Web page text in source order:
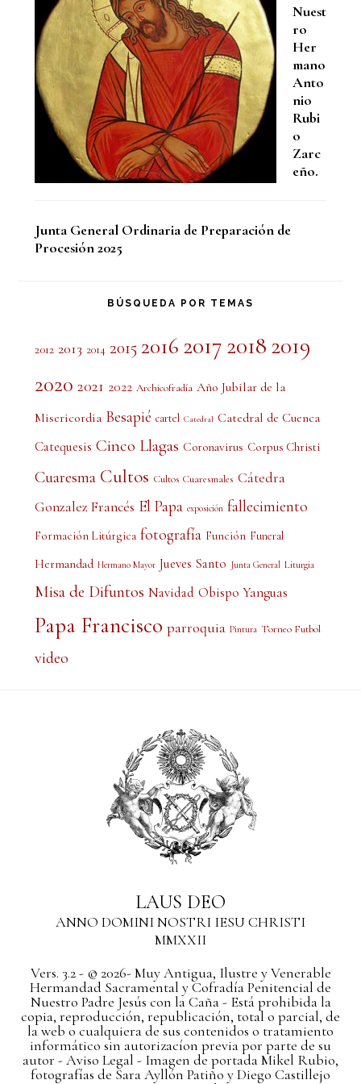
Nuest
ro
Her
mano
Anto
nio
Rubi
o
Zarc
eño.
Junta General Ordinaria de Preparación de
Procesión 2025
BÚSQUEDA POR TEMAS
2012 2013 2014 2015 2016 2017 2018 2019
2020 2021 2022 Archicofradía Año Jubilar de la
Misericordia Besapié cartel Catedral Catedral de Cuenca
Catequesis Cinco Llagas Coronavirus Corpus Christi
Cuaresma Cultos Cultos Cuaresmales Cátedra
Gonzalez Francés El Papa exposición fallecimiento
Formación Litúrgica fotografía Función Funeral
Hermandad Hermano Mayor Jueves Santo Junta General Liturgia
Misa de Difuntos Navidad Obispo Yanguas
Papa Francisco parroquia Pintura Torneo Futbol
video
LAUS DEO
ANNO DOMINI NOSTRI IESU CHRISTI
MMXXII
Vers. 3.2 - © 2026- Muy Antigua, Ilustre y Venerable
Hermandad Sacramental y Cofradía Penitencial de
Nuestro Padre Jesús con la Caña - Está prohibida la
copia, reproducción, republicación, total o parcial, de
la web o cualquiera de sus contenidos o tratamiento
informático sin autorizacíon previa por parte de su
autor - Aviso Legal - Imagen de portada Mikel Rubio,
fotografías de Sara Ayllón Patiño y Diego Castillejo